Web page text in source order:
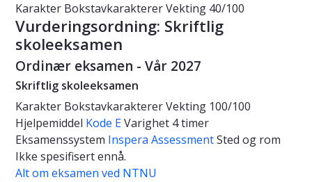
Karakter BokstavkaraktererVekting 40/100
Vurderingsordning: Skriftlig
skoleeksamen
Ordinær eksamen - Vår 2027
Skriftlig skoleeksamen
Karakter BokstavkaraktererVekting 100/100
Hjelpemiddel Kode EVarighet 4 timer
Eksamenssystem Inspera AssessmentSted og rom
Ikke spesifisert ennå.
Alt om eksamen ved NTNU